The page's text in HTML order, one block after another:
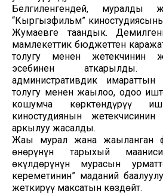
Белгиленгендей, муралды
“Кыргызфильм”
Жумаевге таандык.
мамлекеттик бюджеттен
толугу менен жетекчинин
эсебинен
административдик
толугу менен жаңылоо, оңдоо
кошумча көрктөндүрүү
киностудиянын
аркылуу жасалды.
Жаңы мурал жана жаңыланган
өнөрүнүн тарыхый
өкүлдөрүнүн мурасын
кереметинин” маданий
жеткирүү максатын көздөйт.